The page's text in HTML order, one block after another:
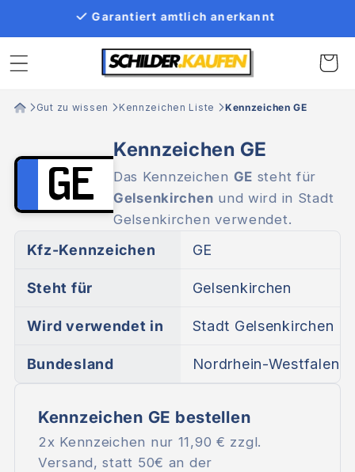
Inhalt
100% zulassungssicher
Gut zu wissen Kennzeichen Liste Kennzeichen GE
GE
Kennzeichen GE
Das Kennzeichen GE steht für
Gelsenkirchen und wird in Stadt
Gelsenkirchen verwendet.
Kfz-Kennzeichen GE
Steht für Gelsenkirchen
Wird verwendet in Stadt Gelsenkirchen
Bundesland Nordrhein-Westfalen
Kennzeichen GE bestellen
2x Kennzeichen nur 11,90 € zzgl.
Versand, statt 50€ an der